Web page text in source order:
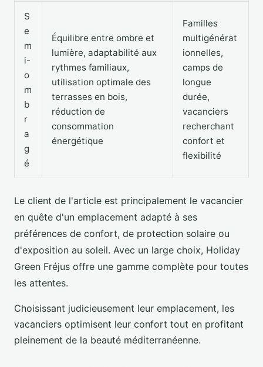
S
e
m
i-
o
m
b
r
a
g
é
Équilibre entre ombre et
lumière, adaptabilité aux
rythmes familiaux,
utilisation optimale des
terrasses en bois,
réduction de
consommation
énergétique
Familles
multigénérat
ionnelles,
camps de
longue
durée,
vacanciers
recherchant
confort et
flexibilité
Le client de l'article est principalement le vacancier
en quête d'un emplacement adapté à ses
préférences de confort, de protection solaire ou
d'exposition au soleil. Avec un large choix, Holiday
Green Fréjus offre une gamme complète pour toutes
les attentes.
Choisissant judicieusement leur emplacement, les
vacanciers optimisent leur confort tout en profitant
pleinement de la beauté méditerranéenne.